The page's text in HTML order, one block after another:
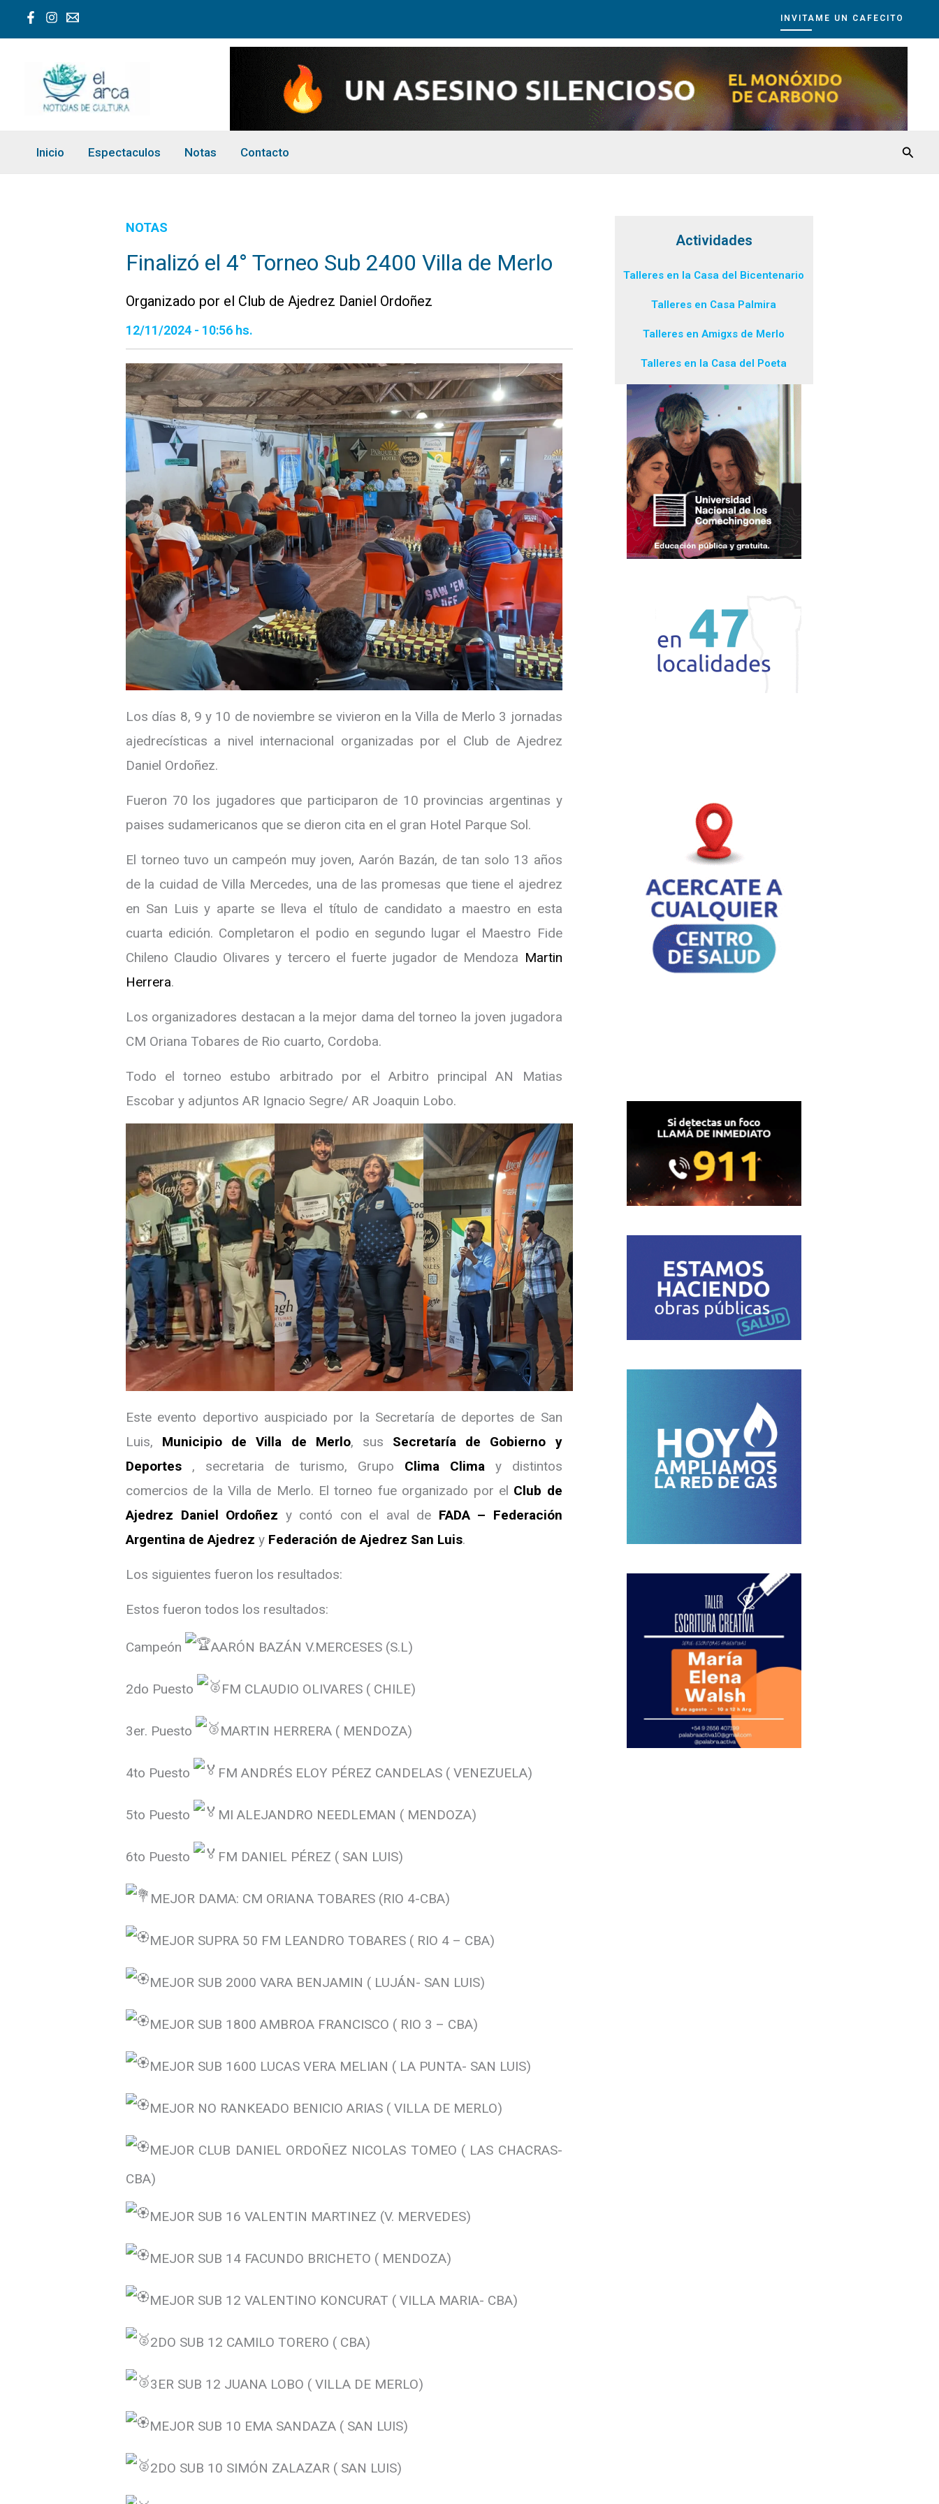
INVITAME UN CAFECITO
Inicio Espectaculos Notas Contacto
NOTAS
Finalizó el 4° Torneo Sub 2400 Villa de Merlo
Organizado por el Club de Ajedrez Daniel Ordoñez
12/11/2024 - 10:56 hs.
Los días 8, 9 y 10 de noviembre se vivieron en la Villa de Merlo 3 jornadas
ajedrecísticas a nivel internacional organizadas por el Club de Ajedrez
Daniel Ordoñez.
Fueron 70 los jugadores que participaron de 10 provincias argentinas y
paises sudamericanos que se dieron cita en el gran Hotel Parque Sol.
El torneo tuvo un campeón muy joven, Aarón Bazán, de tan solo 13 años
de la cuidad de Villa Mercedes, una de las promesas que tiene el ajedrez
en San Luis y aparte se lleva el título de candidato a maestro en esta
cuarta edición. Completaron el podio en segundo lugar el Maestro Fide
Chileno Claudio Olivares y tercero el fuerte jugador de Mendoza Martin
Herrera.
Los organizadores destacan a la mejor dama del torneo la joven jugadora
CM Oriana Tobares de Rio cuarto, Cordoba.
Todo el torneo estubo arbitrado por el Arbitro principal AN Matias
Escobar y adjuntos AR Ignacio Segre/ AR Joaquin Lobo.
Este evento deportivo auspiciado por la Secretaría de deportes de San
Luis, Municipio de Villa de Merlo, sus Secretaría de Gobierno y
Deportes , secretaria de turismo, Grupo Clima Climay distintos
comercios de la Villa de Merlo. El torneo fue organizado por el Club de
Ajedrez Daniel Ordoñez y contó con el aval de FADA – Federación
Argentina de Ajedrez y Federación de Ajedrez San Luis.
Los siguientes fueron los resultados:
Estos fueron todos los resultados:
Campeón AARÓN BAZÁN V.MERCESES (S.L)
2do Puesto FM CLAUDIO OLIVARES ( CHILE)
3er. Puesto MARTIN HERRERA ( MENDOZA)
4to Puesto FM ANDRÉS ELOY PÉREZ CANDELAS ( VENEZUELA)
5to Puesto MI ALEJANDRO NEEDLEMAN ( MENDOZA)
6to Puesto FM DANIEL PÉREZ ( SAN LUIS)
MEJOR DAMA: CM ORIANA TOBARES (RIO 4-CBA)
MEJOR SUPRA 50 FM LEANDRO TOBARES ( RIO 4 – CBA)
MEJOR SUB 2000 VARA BENJAMIN ( LUJÁN- SAN LUIS)
MEJOR SUB 1800 AMBROA FRANCISCO ( RIO 3 – CBA)
MEJOR SUB 1600 LUCAS VERA MELIAN ( LA PUNTA- SAN LUIS)
MEJOR NO RANKEADO BENICIO ARIAS ( VILLA DE MERLO)
MEJOR CLUB DANIEL ORDOÑEZ NICOLAS TOMEO ( LAS CHACRAS-
CBA)
MEJOR SUB 16 VALENTIN MARTINEZ (V. MERVEDES)
MEJOR SUB 14 FACUNDO BRICHETO ( MENDOZA)
MEJOR SUB 12 VALENTINO KONCURAT ( VILLA MARIA- CBA)
2DO SUB 12 CAMILO TORERO ( CBA)
3ER SUB 12 JUANA LOBO ( VILLA DE MERLO)
MEJOR SUB 10 EMA SANDAZA ( SAN LUIS)
2DO SUB 10 SIMÓN ZALAZAR ( SAN LUIS)
Actividades
Talleres en la Casa del Bicentenario
Talleres en Casa Palmira
Talleres en Amigxs de Merlo
Talleres en la Casa del Poeta